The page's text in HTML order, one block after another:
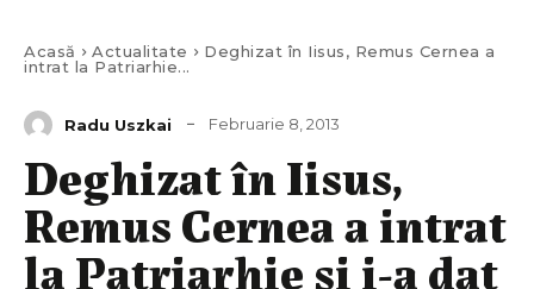
Acasă Actualitate
Deghizat în Iisus, Remus Cernea a
intrat la Patriarhie...
Radu Uszkai Februarie 8, 2013
Deghizat în Iisus,
Remus Cernea a intrat
la Patriarhie și i-a dat